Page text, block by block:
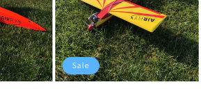
Sale